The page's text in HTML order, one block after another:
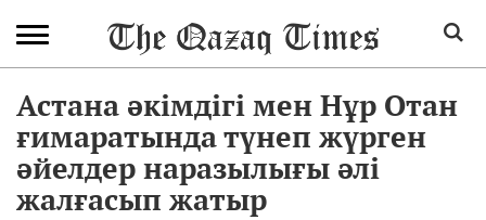
Астана әкімдігі мен Нұр Отан
ғимаратында түнеп жүрген
әйелдер наразылығы әлі
жалғасып жатыр